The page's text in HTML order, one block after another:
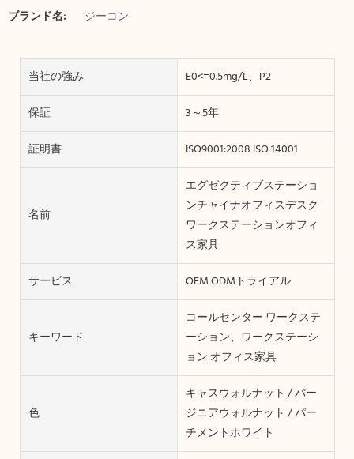
ブランド名:
ジーコン
当社の強み
E0<=0.5mg/L、P2
保証
3～5年
証明書
ISO9001:2008 ISO 14001
名前
エグゼクティブステーショ
ンチャイナオフィスデスク
ワークステーションオフィ
ス家具
サービス
OEM ODMトライアル
キーワード
コールセンター ワークステ
ーション、ワークステーシ
ョン オフィス家具
色
キャスウォルナット / バー
ジニアウォルナット / パー
チメントホワイト